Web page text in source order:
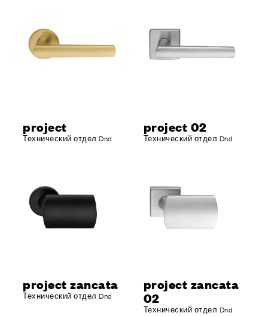
project
Технический отдел Dnd
project 02
Технический отдел Dnd
project zancata
Технический отдел Dnd
project zancata
02
Технический отдел Dnd